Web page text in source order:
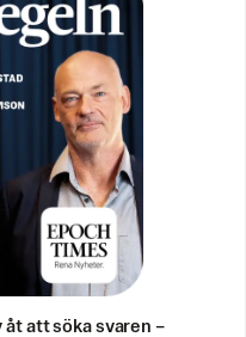
att söka svaren –